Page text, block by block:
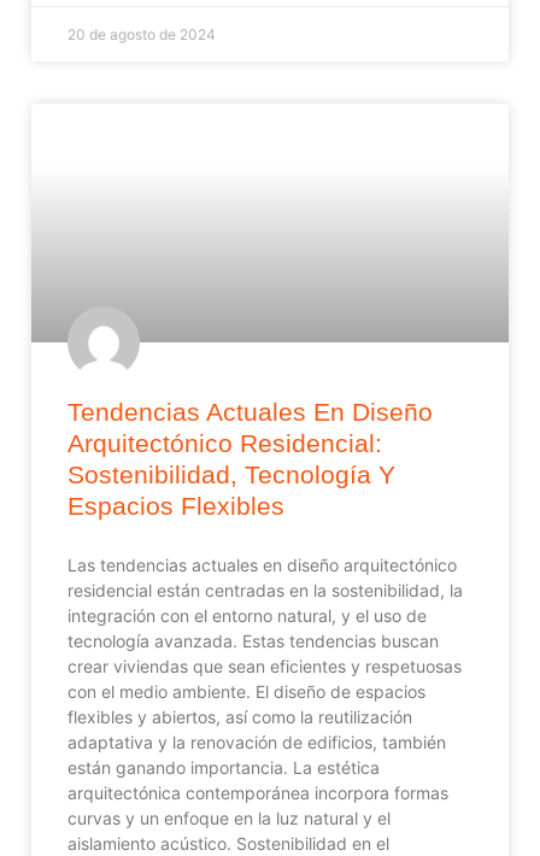
20 de agosto de 2024
Tendencias Actuales En Diseño
Arquitectónico Residencial:
Sostenibilidad, Tecnología Y
Espacios Flexibles
Las tendencias actuales en diseño arquitectónico
residencial están centradas en la sostenibilidad, la
integración con el entorno natural, y el uso de
tecnología avanzada. Estas tendencias buscan
crear viviendas que sean eficientes y respetuosas
con el medio ambiente. El diseño de espacios
flexibles y abiertos, así como la reutilización
adaptativa y la renovación de edificios, también
están ganando importancia. La estética
arquitectónica contemporánea incorpora formas
curvas y un enfoque en la luz natural y el
aislamiento acústico. Sostenibilidad en el